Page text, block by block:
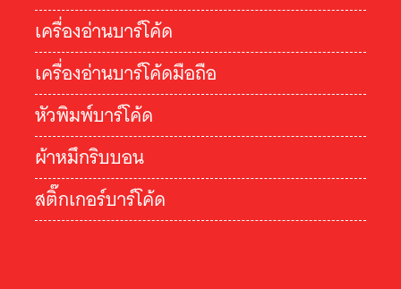
เครื่องอ่านบาร์โค้ด
เครื่องอ่านบาร์โค้ดมือถือ
หัวพิมพ์บาร์โค้ด
ผ้าหมึกริบบอน
สติ๊กเกอร์บาร์โค้ด